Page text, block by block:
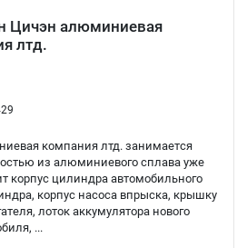
Цичэн алюминиевая
лтд.
компания лтд. занимается
из алюминиевого сплава уже
корпус цилиндра автомобильного
корпус насоса впрыска, крышку
лоток аккумулятора нового
...